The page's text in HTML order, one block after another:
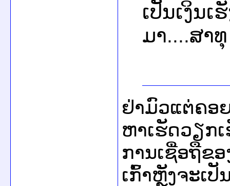
ເປັນເງິນ
ມາ....ສາທຸ‍
ຢ່າມົວແຕ່ຄອ
ຫາເຮັດວຽກ
ການເຊື່ອຖືຂອ
ເກົ້າຫຼັງຈະເ